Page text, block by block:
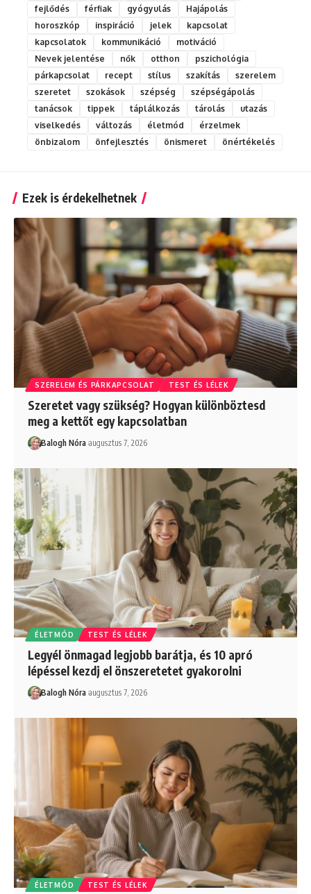
fejlődés
férfiak gyógyulás
Hajápolás
horoszkóp
inspiráció jelek
kapcsolat
kapcsolatok
kommunikáció
motiváció
Nevek jelentése
nők otthon
pszichológia
párkapcsolat
recept stílus szakítás
szerelem
szeretet
szokások szépség
szépségápolás
tanácsok
tippek táplálkozás tárolás
utazás
viselkedés
változás életmód
érzelmek
önbizalom
önfejlesztés önismeret önértékelés
Ezek is érdekelhetnek
SZERELEM ÉS PÁRKAPCSOLAT TEST ÉS LÉLEK
Szeretet vagy szükség? Hogyan különböztesd
meg a kettőt egy kapcsolatban
Balogh Nóra augusztus 7, 2026
ÉLETMÓD TEST ÉS LÉLEK
Legyél önmagad legjobb barátja, és 10 apró
lépéssel kezdj el önszeretetet gyakorolni
Balogh Nóra augusztus 7, 2026
ÉLETMÓD TEST ÉS LÉLEK